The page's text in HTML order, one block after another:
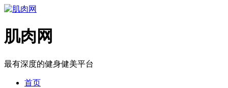
肌肉网
最有深度的健身健美平台
首页